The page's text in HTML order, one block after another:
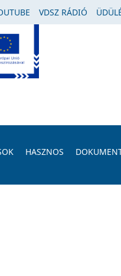
VDSZ RÁDIÓ
HASZNOS